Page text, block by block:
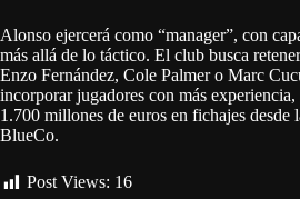
Alonso ejercerá como “manager”, con
más allá de lo táctico. El club busca
Enzo Fernández, Cole Palmer o Marc
incorporar jugadores con más
1.700 millones de euros en fichajes desde
BlueCo.
Post Views: 16